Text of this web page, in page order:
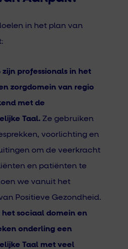
in het plan van
zijn professionals in het
zorgdomein van regio
met de
Taal. Ze gebruiken
voorlichting en
om de veerkracht
en patiënten te
we vanuit het
Positieve Gezondheid.
het sociaal domein en
onderling een
Taal met veel